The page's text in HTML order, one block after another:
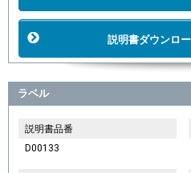
説明書ダウンロ
ラベル
説明書品番
D00133